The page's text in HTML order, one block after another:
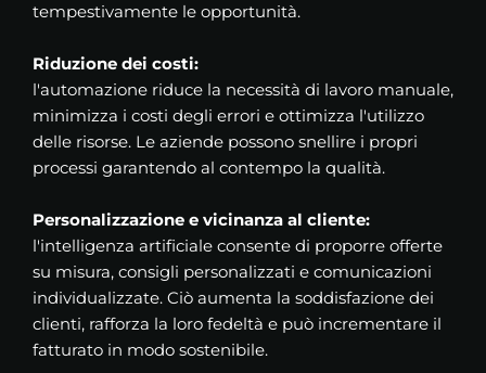
tempestivamente le opportunità.
Riduzione dei costi:
l'automazione riduce la necessità di lavoro manuale,
minimizza i costi degli errori e ottimizza l'utilizzo
delle risorse. Le aziende possono snellire i propri
processi garantendo al contempo la qualità.
Personalizzazione e vicinanza al cliente:
l'intelligenza artificiale consente di proporre offerte
su misura, consigli personalizzati e comunicazioni
individualizzate. Ciò aumenta la soddisfazione dei
clienti, rafforza la loro fedeltà e può incrementare il
fatturato in modo sostenibile.